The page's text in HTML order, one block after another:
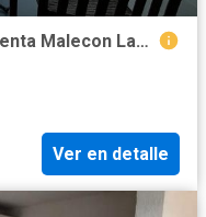
Departamento Amueblado En Renta Malecon Las Americas
Ver en detalle